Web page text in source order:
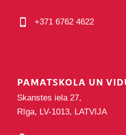
+371 6762 4622
PAMATSKOLA UN
Skanstes iela 27,
Rīga, LV-1013, LATVIJA